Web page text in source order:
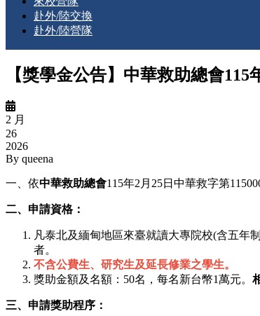
赴外/陸交換
赴外/陸營隊
【獎學金公告】中華救助總會
2 月
26
2026
By queena
一、依中華救助總會115年2月25日中華救字第
二、申請資格：
凡泰北及緬甸地區來臺就讀大專院校(含五年
者。
不含公費生、研究生及延長修業之學生。
獎助金額及名額：50名，每名新台幣1萬元。
三、申請獎助程序：